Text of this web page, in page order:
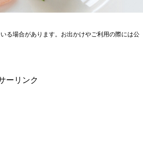
る場合があります。お出かけやご利用の際には公
ーリンク